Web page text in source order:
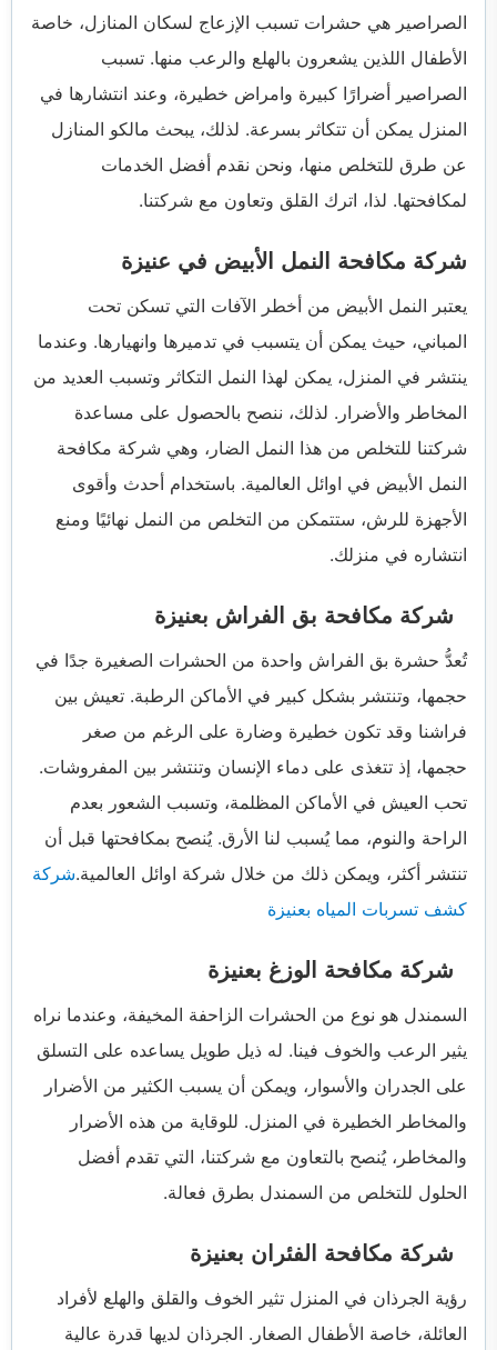
الصراصير هي حشرات تسبب الإزعاج لسكان المنازل، خاصة
الأطفال اللذين يشعرون بالهلع والرعب منها. تسبب
الصراصير أضرارًا كبيرة وامراض خطيرة، وعند انتشارها في
المنزل يمكن أن تتكاثر بسرعة. لذلك، يبحث مالكو المنازل
عن طرق للتخلص منها، ونحن نقدم أفضل الخدمات
لمكافحتها. لذا، اترك القلق وتعاون مع شركتنا.
شركة مكافحة النمل الأبيض في عنيزة
يعتبر النمل الأبيض من أخطر الآفات التي تسكن تحت
المباني، حيث يمكن أن يتسبب في تدميرها وانهيارها. وعندما
ينتشر في المنزل، يمكن لهذا النمل التكاثر وتسبب العديد من
المخاطر والأضرار. لذلك، ننصح بالحصول على مساعدة
شركتنا للتخلص من هذا النمل الضار، وهي شركة مكافحة
النمل الأبيض في اوائل العالمية. باستخدام أحدث وأقوى
الأجهزة للرش، ستتمكن من التخلص من النمل نهائيًا ومنع
انتشاره في منزلك.
شركة مكافحة بق الفراش بعنيزة
تُعدُّ حشرة بق الفراش واحدة من الحشرات الصغيرة جدًا في
حجمها، وتنتشر بشكل كبير في الأماكن الرطبة. تعيش بين
فراشنا وقد تكون خطيرة وضارة على الرغم من صغر
حجمها، إذ تتغذى على دماء الإنسان وتنتشر بين المفروشات.
تحب العيش في الأماكن المظلمة، وتسبب الشعور بعدم
الراحة والنوم، مما يُسبب لنا الأرق. يُنصح بمكافحتها قبل أن
تنتشر أكثر، ويمكن ذلك من خلال شركة اوائل العالمية.شركة
كشف تسربات المياه بعنيزة
شركة مكافحة الوزغ بعنيزة
السمندل هو نوع من الحشرات الزاحفة المخيفة، وعندما نراه
يثير الرعب والخوف فينا. له ذيل طويل يساعده على التسلق
على الجدران والأسوار، ويمكن أن يسبب الكثير من الأضرار
والمخاطر الخطيرة في المنزل. للوقاية من هذه الأضرار
والمخاطر، يُنصح بالتعاون مع شركتنا، التي تقدم أفضل
الحلول للتخلص من السمندل بطرق فعالة.
شركة مكافحة الفئران بعنيزة
رؤية الجرذان في المنزل تثير الخوف والقلق والهلع لأفراد
العائلة، خاصة الأطفال الصغار. الجرذان لديها قدرة عالية